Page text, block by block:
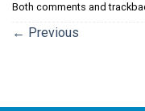
Both comments and
← Previous